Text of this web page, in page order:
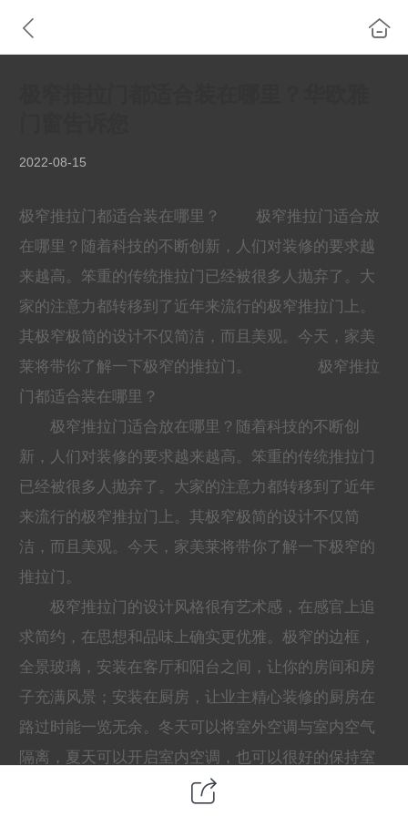
2022-08-15
极窄推拉门都适合装在哪里？ 极窄推拉门适合放
在哪里？随着科技的不断创新，人们对装修的要求越
来越高。笨重的传统推拉门已经被很多人抛弃了。大
家的注意力都转移到了近年来流行的极窄推拉门上。
其极窄极简的设计不仅简洁，而且美观。今天，家美
莱将带你了解一下极窄的推拉门。 极窄推拉
门都适合装在哪里？
极窄推拉门适合放在哪里？随着科技的不断创
新，人们对装修的要求越来越高。笨重的传统推拉门
已经被很多人抛弃了。大家的注意力都转移到了近年
来流行的极窄推拉门上。其极窄极简的设计不仅简
洁，而且美观。今天，家美莱将带你了解一下极窄的
推拉门。
极窄推拉门的设计风格很有艺术感，在感官上追
求简约，在思想和品味上确实更优雅。极窄的边框，
全景玻璃，安装在客厅和阳台之间，让你的房间和房
子充满风景；安装在厨房，让业主精心装修的厨房在
路过时能一览无余。冬天可以将室外空调与室内空气
隔离，夏天可以开启室内空调，也可以很好的保持室